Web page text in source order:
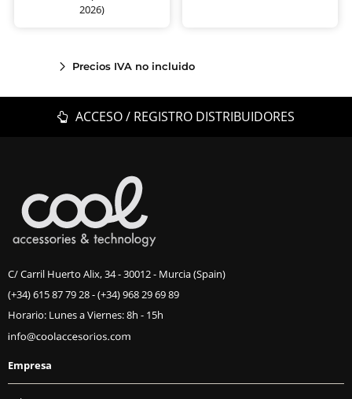
2026)
Precios IVA no incluido
ACCESO / REGISTRO DISTRIBUIDORES
C/ Carril Huerto Alix, 34 - 30012 - Murcia (Spain)
(+34) 615 87 79 28-(+34) 968 29 69 89
Horario: Lunes a Viernes: 8h - 15h
Empresa